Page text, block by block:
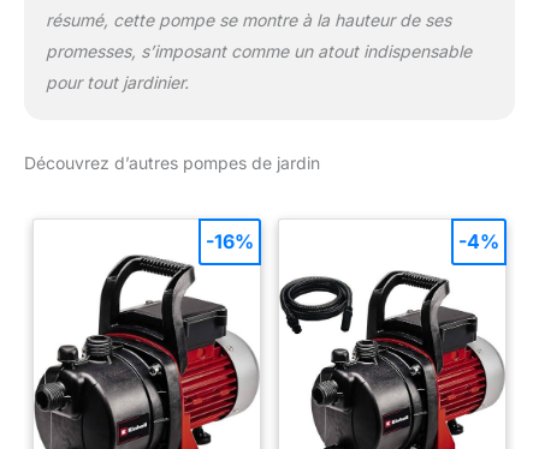
résumé, cette pompe se montre à la hauteur de ses
promesses, s’imposant comme un atout indispensable
pour tout jardinier.
Découvrez d’autres pompes de jardin
-16% -4%